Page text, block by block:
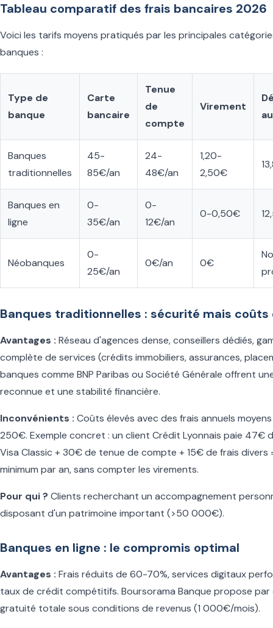
Tableau comparatif des frais bancaires 2026
Voici les tarifs moyens pratiqués par les principales
banques :
Type de
banque
Carte
bancaire
Tenue
de
compte
Virement
Banques
traditionnelles
45-
85€/an
24-
48€/an
1,20-
2,50€
Banques en
ligne
0-
35€/an
0-
12€/an
0-0,50€
Néobanques
0-
25€/an
0€/an 0€
Banques traditionnelles : sécurité mais coûts
Avantages : Réseau d'agences dense, conseillers dédiés,
complète de services (crédits immobiliers, assurances,
banques comme BNP Paribas ou Société Générale offrent
reconnue et une stabilité financière.
Inconvénients : Coûts élevés avec des frais annuels
250€. Exemple concret : un client Crédit Lyonnais paie 47€
Visa Classic + 30€ de tenue de compte + 15€ de frais divers
minimum par an, sans compter les virements.
Pour qui ? Clients recherchant un accompagnement
disposant d'un patrimoine important (>50 000€).
Banques en ligne : le compromis optimal
Avantages : Frais réduits de 60-70%, services digitaux
taux de crédit compétitifs. Boursorama Banque propose par
gratuité totale sous conditions de revenus (1 000€/mois).